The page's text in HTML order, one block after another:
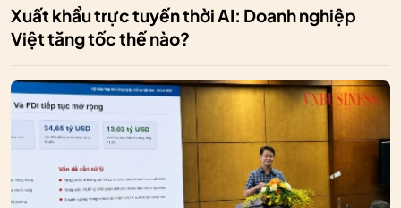
Xuất khẩu trực tuyến thời AI: Doanh nghiệp
Việt tăng tốc thế nào?